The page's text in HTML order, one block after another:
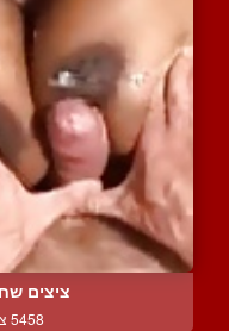
ציצים
5458 צפיות